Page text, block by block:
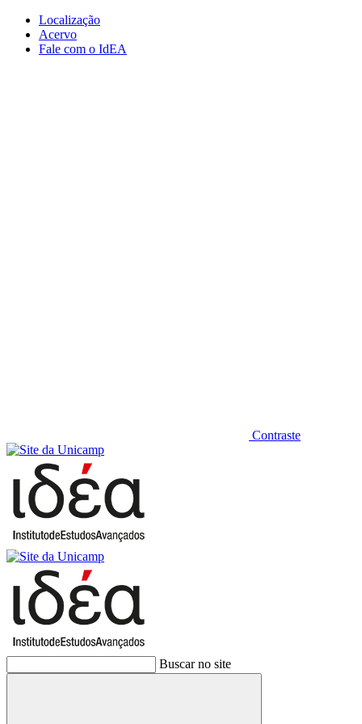
Conteúdo principal
Localização
Acervo
Fale com o IdEA
Contraste
Buscar no site